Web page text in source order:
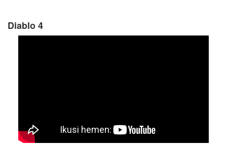
Diablo 4